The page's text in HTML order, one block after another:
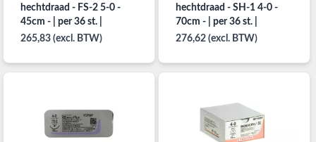
hechtdraad - FS-2 5-0 -
45cm - | per 36 st. |
265,83 (excl. BTW)
hechtdraad - SH-1 4-0 -
70cm - | per 36 st. |
276,62 (excl. BTW)